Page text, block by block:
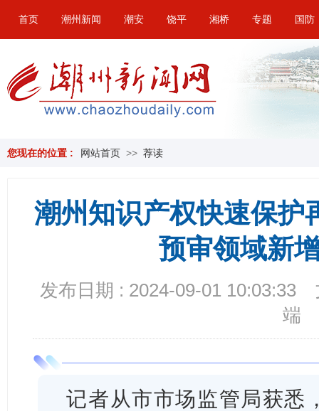
首页 潮州新闻 潮安 饶平 湘桥 专题 国防
您现在的位置 : 网站首页 >> 荐读
潮州知识产权快速保护
预审领域新
发布日期 : 2024-09-01 10:03:33
端
记者从市市场监管局获悉